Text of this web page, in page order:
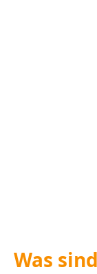
Was